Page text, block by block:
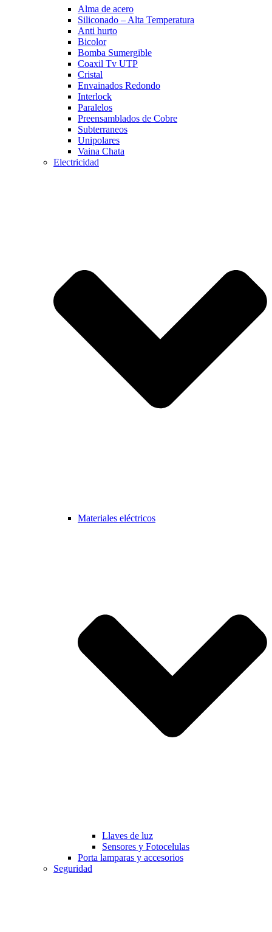
Alma de acero
Siliconado – Alta Temperatura
Anti hurto
Bicolor
Bomba Sumergible
Coaxil Tv UTP
Cristal
Envainados Redondo
Interlock
Paralelos
Preensamblados de Cobre
Subterraneos
Unipolares
Vaina Chata
Electricidad
Materiales eléctricos
Llaves de luz
Sensores y Fotocelulas
Porta lamparas y accesorios
Seguridad